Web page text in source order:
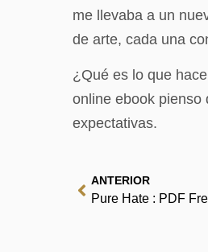
me llevaba a un
de arte, cada una
¿Qué es lo que
online​ ebook pienso
expectativas.
ANTERIOR
Pure Hate : PDF